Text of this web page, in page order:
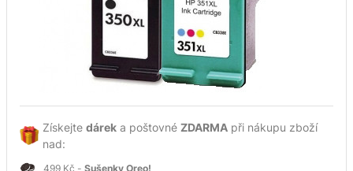
Získejte dárek a poštovné ZDARMA při nákupu zboží
nad:
499 Kč - Sušenky Oreo!